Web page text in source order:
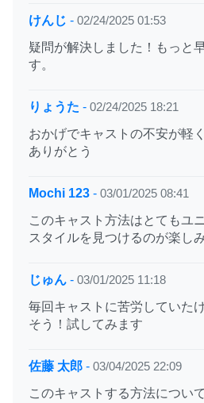
けんじ - 02/24/2025 01:53
疑問が解決しました！もっと
す。
りょうた - 02/24/2025 18:21
おかげでキャストの不安が軽
ありがとう
Mochi 123 - 03/01/2025 08:41
このキャスト方法はとてもユ
スタイルを見つけるのが楽し
じゅん - 03/01/2025 11:18
毎回キャストに苦労していた
そう！試してみます
佐藤 太郎 - 03/04/2025 22:09
このキャストする方法につい